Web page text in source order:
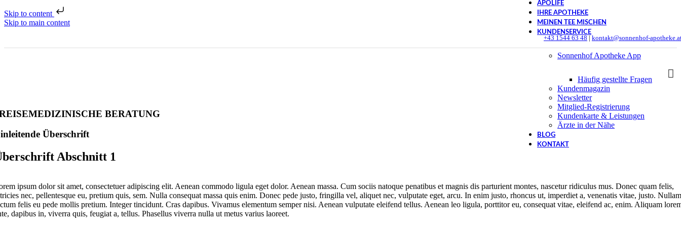
Skip to content
Skip to main content
+43 1544 63 48|kontakt@sonnenhof-
APOLIFE
IHRE APOTHEKE
MEINEN TEE MISCHEN
KUNDENSERVICE
Sonnenhof Apotheke App
Häufig gestellte Fragen
Kundenmagazin
Newsletter
Mitglied-Registrierung
Kundenkarte & Leistungen
Ärzte in der Nähe
BLOG
KONTAKT
BERATUNG
Überschrift
Abschnitt 1
ipsum dolor sit amet, consectetuer adipiscing elit. Aenean commodo ligula eget dolor. Aenean massa. Cum sociis natoque penatibus et magnis dis parturient montes, nascetur ridiculus mus. Donec quam felis,
nec, pellentesque eu, pretium quis, sem. Nulla consequat massa quis enim. Donec pede justo, fringilla vel, aliquet nec, vulputate eget, arcu. In enim justo, rhoncus ut, imperdiet a, venenatis vitae, justo. Nullam
felis eu pede mollis pretium. Integer tincidunt. Cras dapibus. Vivamus elementum semper nisi. Aenean vulputate eleifend tellus. Aenean leo ligula, porttitor eu, consequat vitae, eleifend ac, enim. Aliquam
dapibus in, viverra quis, feugiat a, tellus. Phasellus viverra nulla ut metus varius laoreet.